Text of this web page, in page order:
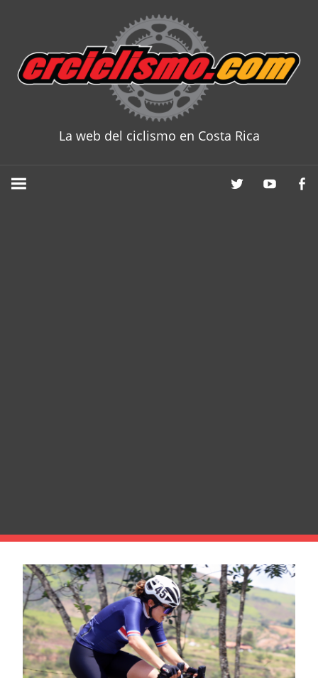
content
La web del ciclismo en Costa Rica